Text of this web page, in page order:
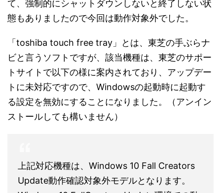
て、強制的にシャットダウンしないと終了しない状
態もありましたので今回は動作対象外でした。
「toshiba touch free tray」とは、東芝の手ぶらナ
ビと言うソフトですが、該当機種は、東芝のサポー
トサイトで以下の様に案内されており、アップデー
トに未対応ですので、Windowsの起動時に起動す
る設定を無効にすることになりました。（アンイン
ストールしても構いません）
上記対応機種は、Windows 10 Fall Creators
Update動作確認対象外モデルとなります。